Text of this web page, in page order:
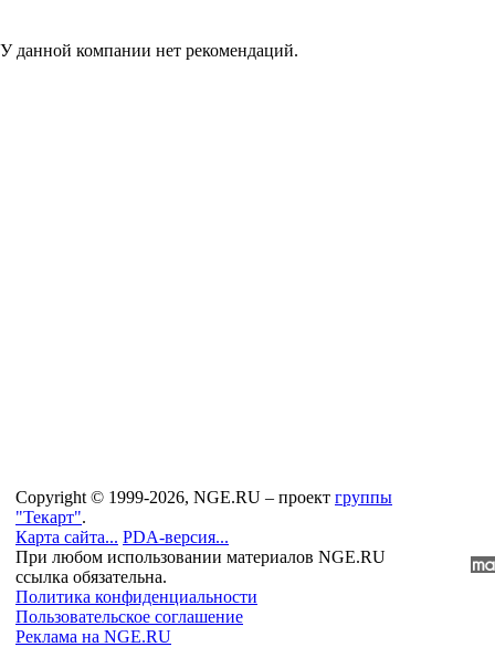
У данной компании нет рекомендаций.
Copyright © 1999-2026, NGE.RU – проект группы
"Текарт".
Карта сайта... PDA-версия...
При любом использовании материалов NGE.RU
ссылка обязательна.
Политика конфиденциальности
Пользовательское соглашение
Реклама на NGE.RU